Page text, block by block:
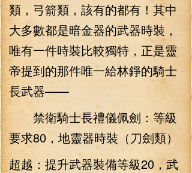
類，弓箭類，該有的都有！其中
大多數都是暗金器的武器時裝，
唯有一件時裝比較獨特，正是靈
帝提到的那件唯一給林錚的騎士
長武器——
禁衛騎士長禮儀佩劍：等級
要求80，地靈器時裝（刀劍類）
超越：提升武器裝備等級20，武